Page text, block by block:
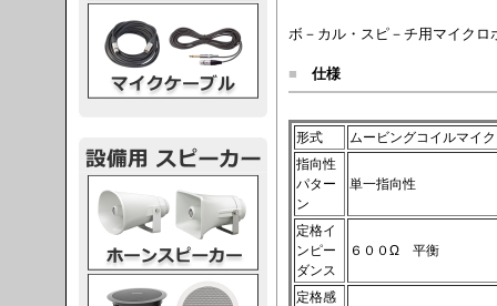
ボ－カル・スピ－チ用マイクロ
■ 仕様
形式
ムービングコイルマイ
指向性
パター
ン
単一指向性
定格イ
ンピー
ダンス
６００Ω 平衡
定格感